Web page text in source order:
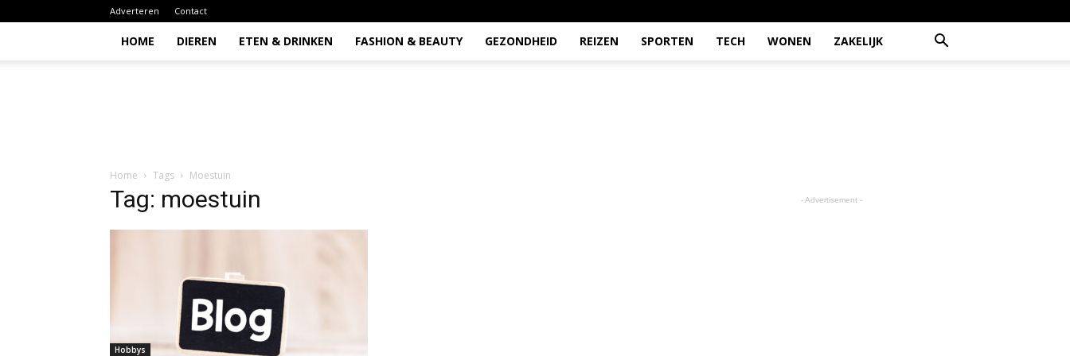
Adverteren Contact
HOME DIEREN ETEN & DRINKEN FASHION & BEAUTY GEZONDHEID REIZEN SPORTEN TECH WONEN ZAKELIJK
Home Tags Moestuin
Tag: moestuin
Hobbys
- Advertisement -